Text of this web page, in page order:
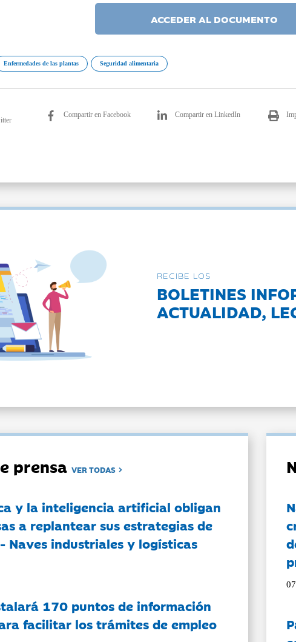
ACCEDER AL DOCUMENTO
Enfermedades de las plantas Seguridad alimentaria
Compartir en Facebook Compartir en LinkedIn
RECIBE LOS
BOLETINES
ACTUALIDAD,
prensaVER TODAS
y la inteligencia artificial obligan
a replantear sus estrategias de
Naves industriales y logísticas
170 puntos de información
facilitar los trámites de empleo